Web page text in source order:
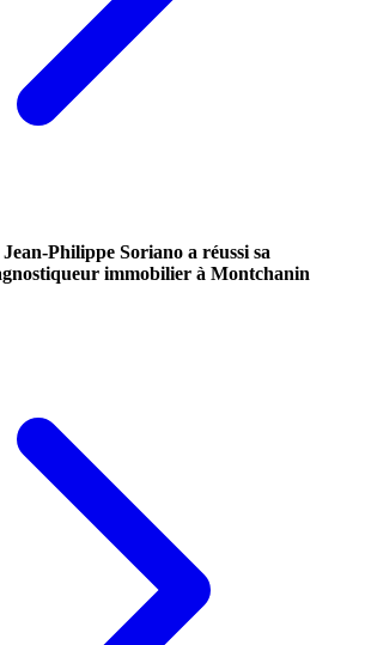
Philippe Soriano a réussi sa
immobilier à Montchanin